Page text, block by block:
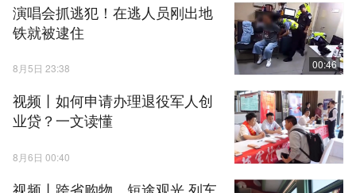
演唱会抓逃犯！在逃人员刚出地
铁就被逮住
8月5日 23:38 00:46
视频丨如何申请办理退役军人创
业贷？一文读懂
8月6日 00:40